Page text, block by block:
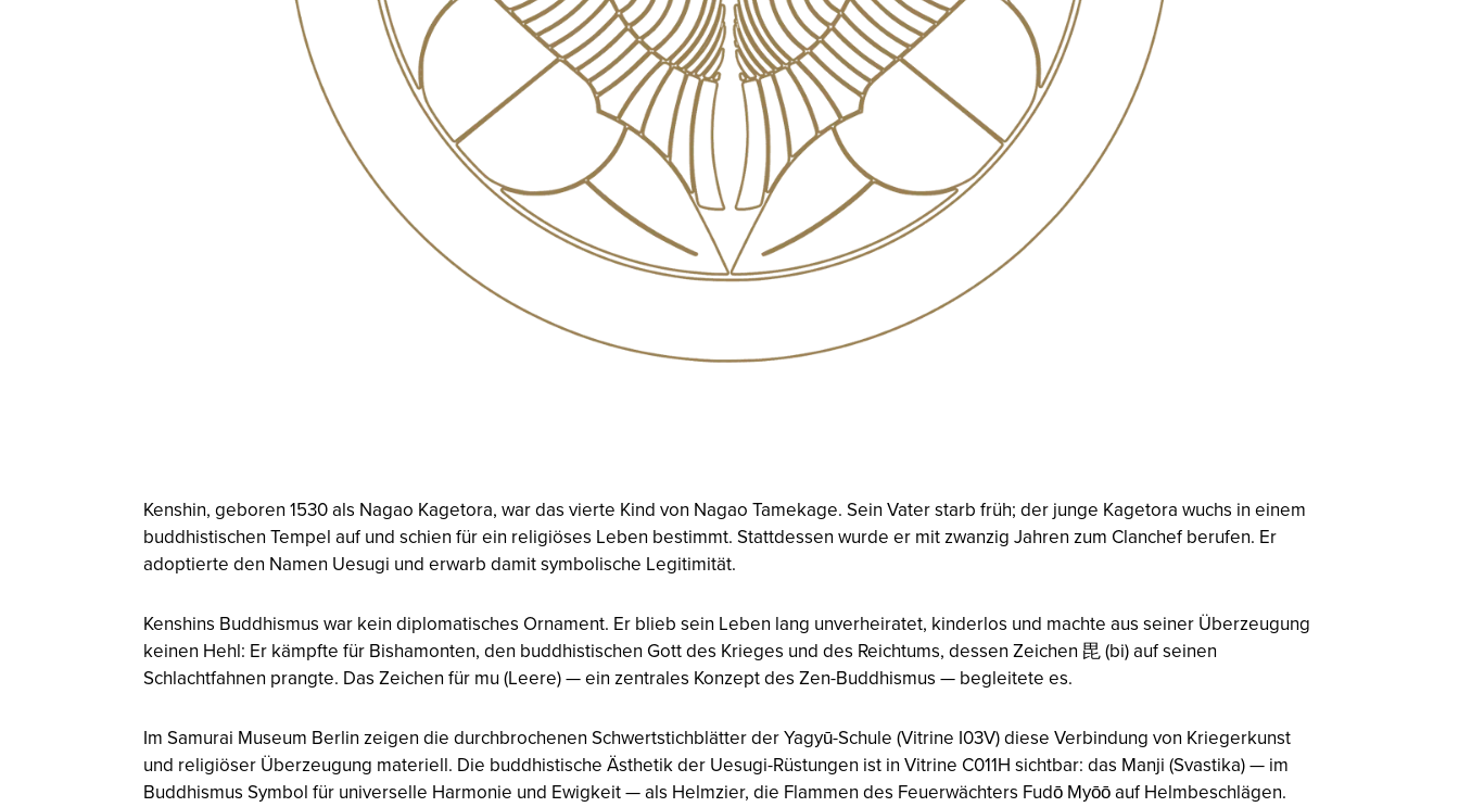
Kenshin, geboren 1530 als Nagao Kagetora, war das vierte Kind von Nagao Tamekage. Sein Vater starb früh; der junge Kagetora wuchs in einem
buddhistischen Tempel auf und schien für ein religiöses Leben bestimmt. Stattdessen wurde er mit zwanzig Jahren zum Clanchef berufen. Er
adoptierte den Namen Uesugi und erwarb damit symbolische Legitimität.
Kenshins Buddhismus war kein diplomatisches Ornament. Er blieb sein Leben lang unverheiratet, kinderlos und machte aus seiner Überzeugung
keinen Hehl: Er kämpfte für Bishamonten, den buddhistischen Gott des Krieges und des Reichtums, dessen Zeichen 毘 (bi) auf seinen
Schlachtfahnen prangte. Das Zeichen für mu (Leere) — ein zentrales Konzept des Zen-Buddhismus — begleitete es.
Im Samurai Museum Berlin zeigen die durchbrochenen Schwertstichblätter der Yagyū-Schule (Vitrine I03V) diese Verbindung von Kriegerkunst
und religiöser Überzeugung materiell. Die buddhistische Ästhetik der Uesugi-Rüstungen ist in Vitrine C011H sichtbar: das Manji (Svastika) — im
Buddhismus Symbol für universelle Harmonie und Ewigkeit — als Helmzier, die Flammen des Feuerwächters Fudō Myōō auf Helmbeschlägen.